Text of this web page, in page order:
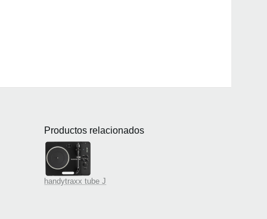
Productos relacionados
handytraxx tube J